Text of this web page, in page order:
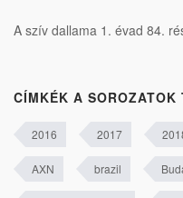
A szív dallama 1. évad 84.
CÍMKÉK A SOROZATOK
2016 2017
AXN brazil